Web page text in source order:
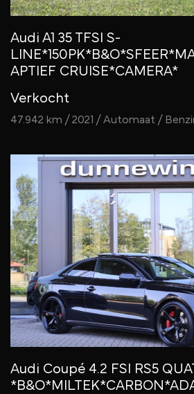
Audi A1 35 TFSI S-
APTIEF CRUISE*CAMERA*
Verkocht
47.942 km / 2021 / Automaat /
Audi Coupé 4.2 FSI RS5